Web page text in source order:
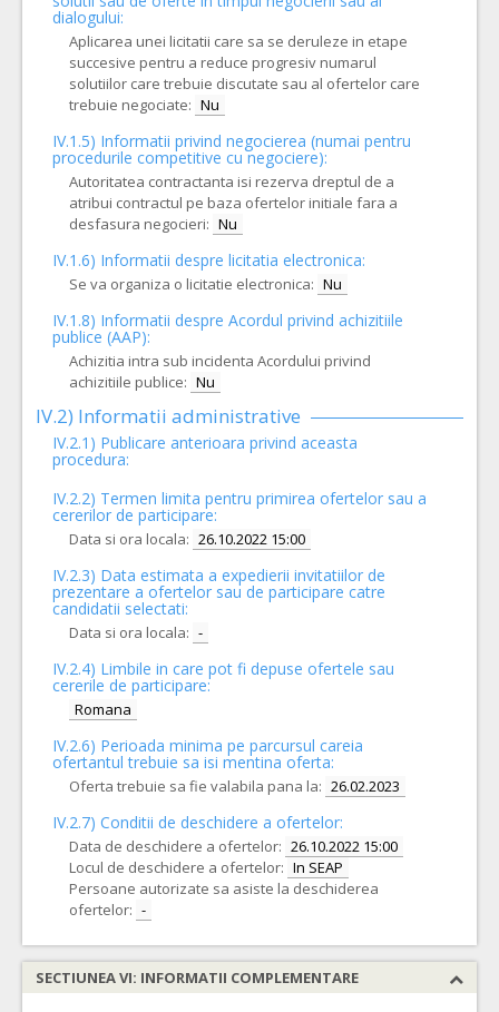
dialogului:
Aplicarea unei licitatii care sa se deruleze in etape
succesive pentru a reduce progresiv numarul
solutiilor care trebuie discutate sau al ofertelor care
trebuie negociate: Nu
IV.1.5) Informatii privind negocierea (numai pentru
procedurile competitive cu negociere):
Autoritatea contractanta isi rezerva dreptul de a
atribui contractul pe baza ofertelor initiale fara a
desfasura negocieri: Nu
IV.1.6) Informatii despre licitatia electronica:
Se va organiza o licitatie electronica: Nu
IV.1.8) Informatii despre Acordul privind achizitiile
publice (AAP):
Achizitia intra sub incidenta Acordului privind
achizitiile publice: Nu
IV.2) Informatii administrative
IV.2.1) Publicare anterioara privind aceasta
procedura:
IV.2.2) Termen limita pentru primirea ofertelor sau a
cererilor de participare:
Data si ora locala: 26.10.2022 15:00
IV.2.3) Data estimata a expedierii invitatiilor de
prezentare a ofertelor sau de participare catre
candidatii selectati:
Data si ora locala: -
IV.2.4) Limbile in care pot fi depuse ofertele sau
cererile de participare:
Romana
IV.2.6) Perioada minima pe parcursul careia
ofertantul trebuie sa isi mentina oferta:
Oferta trebuie sa fie valabila pana la: 26.02.2023
IV.2.7) Conditii de deschidere a ofertelor:
Data de deschidere a ofertelor: 26.10.2022 15:00
Locul de deschidere a ofertelor: In SEAP
Persoane autorizate sa asiste la deschiderea
ofertelor: -
SECTIUNEA VI: INFORMATII COMPLEMENTARE